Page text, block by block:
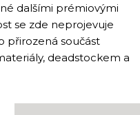
dalšími prémiovými
se zde neprojevuje
přirozená součást
deadstockem a